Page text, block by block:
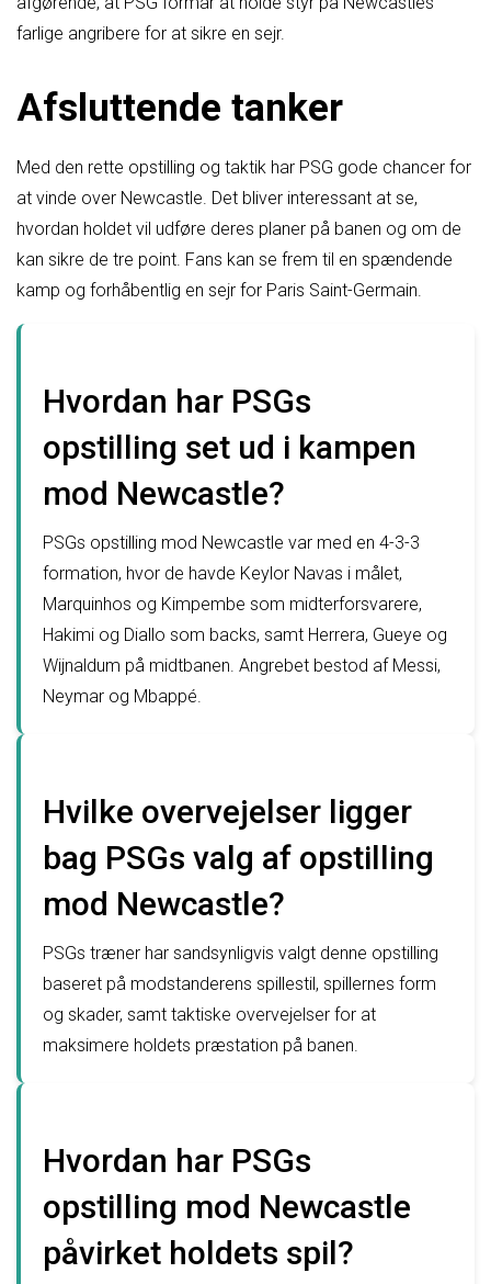
farlige angribere for at sikre en sejr.
Afsluttende tanker
Med den rette opstilling og taktik har PSG gode chancer for
at vinde over Newcastle. Det bliver interessant at se,
hvordan holdet vil udføre deres planer på banen og om de
kan sikre de tre point. Fans kan se frem til en spændende
kamp og forhåbentlig en sejr for Paris Saint-Germain.
Hvordan har PSGs
opstilling set ud i kampen
mod Newcastle?
PSGs opstilling mod Newcastle var med en 4-3-3
formation, hvor de havde Keylor Navas i målet,
Marquinhos og Kimpembe som midterforsvarere,
Hakimi og Diallo som backs, samt Herrera, Gueye og
Wijnaldum på midtbanen. Angrebet bestod af Messi,
Neymar og Mbappé.
Hvilke overvejelser ligger
bag PSGs valg af opstilling
mod Newcastle?
PSGs træner har sandsynligvis valgt denne opstilling
baseret på modstanderens spillestil, spillernes form
og skader, samt taktiske overvejelser for at
maksimere holdets præstation på banen.
Hvordan har PSGs
opstilling mod Newcastle
påvirket holdets spil?